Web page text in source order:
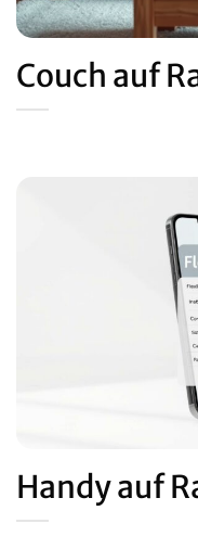
Couch auf
Handy auf